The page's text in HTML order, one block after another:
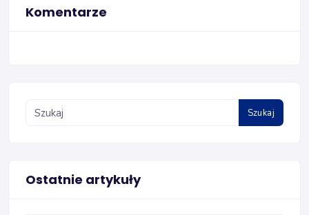
Komentarze
Szukaj
Ostatnie artykuły